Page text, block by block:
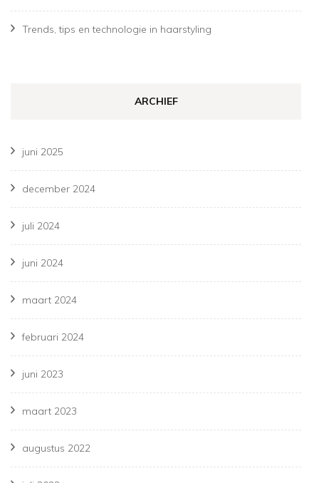
Trends, tips en technologie in haarstyling
ARCHIEF
juni 2025
december 2024
juli 2024
juni 2024
maart 2024
februari 2024
juni 2023
maart 2023
augustus 2022